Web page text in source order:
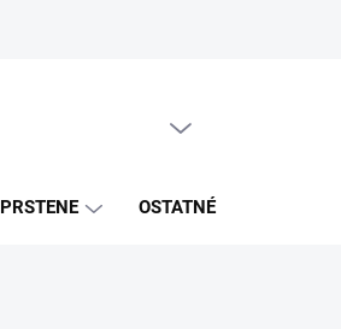
PRSTENE OSTATNÉ